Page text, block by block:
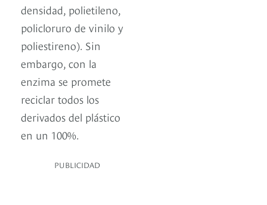
densidad, polietileno,
policloruro de vinilo y
poliestireno). Sin
embargo, con la
enzima se promete
reciclar todos los
derivados del plástico
en un 100%.
PUBLICIDAD